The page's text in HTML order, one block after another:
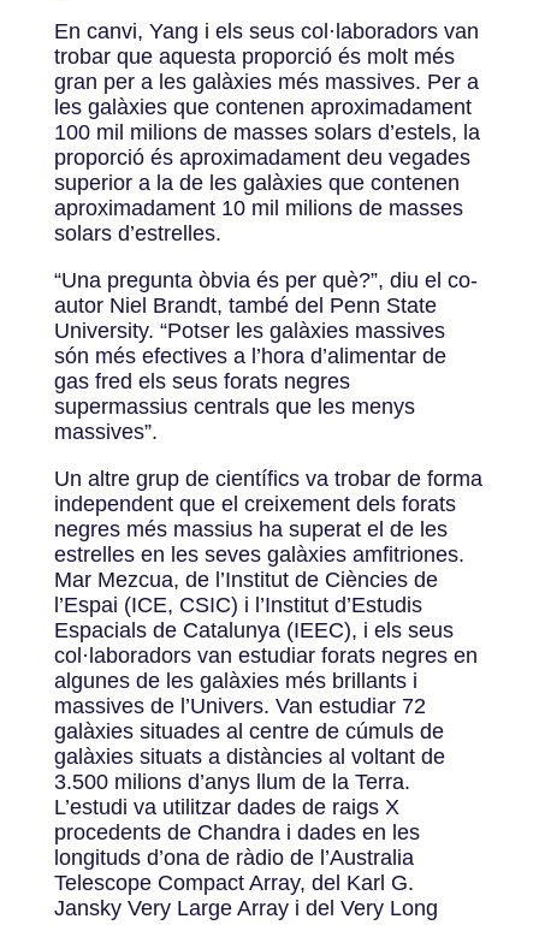
En canvi, Yang i els seus col·laboradors van
trobar que aquesta proporció és molt més
gran per a les galàxies més massives. Per a
les galàxies que contenen aproximadament
100 mil milions de masses solars d’estels, la
proporció és aproximadament deu vegades
superior a la de les galàxies que contenen
aproximadament 10 mil milions de masses
solars d’estrelles.
“Una pregunta òbvia és per què?”, diu el co-
autor Niel Brandt, també del Penn State
University. “Potser les galàxies massives
són més efectives a l’hora d’alimentar de
gas fred els seus forats negres
supermassius centrals que les menys
massives”.
Un altre grup de científics va trobar de forma
independent que el creixement dels forats
negres més massius ha superat el de les
estrelles en les seves galàxies amfitriones.
Mar Mezcua, de l’Institut de Ciències de
l’Espai (ICE, CSIC) i l’Institut d’Estudis
Espacials de Catalunya (IEEC), i els seus
col·laboradors van estudiar forats negres en
algunes de les galàxies més brillants i
massives de l’Univers. Van estudiar 72
galàxies situades al centre de cúmuls de
galàxies situats a distàncies al voltant de
3.500 milions d’anys llum de la Terra.
L’estudi va utilitzar dades de raigs X
procedents de Chandra i dades en les
longituds d’ona de ràdio de l’Australia
Telescope Compact Array, del Karl G.
Jansky Very Large Array i del Very Long